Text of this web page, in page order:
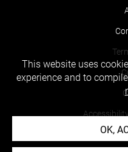
This website uses
experience and to
OK,